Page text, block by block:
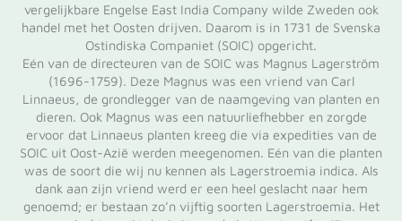
vergelijkbare Engelse East India Company wilde Zweden ook
handel met het Oosten drijven. Daarom is in 1731 de Svenska
Ostindiska Companiet (SOIC) opgericht.
Eén van de directeuren van de SOIC was Magnus Lagerström
(1696-1759). Deze Magnus was een vriend van Carl
Linnaeus, de grondlegger van de naamgeving van planten en
dieren. Ook Magnus was een natuurliefhebber en zorgde
ervoor dat Linnaeus planten kreeg die via expedities van de
SOIC uit Oost-Azië werden meegenomen. Eén van die planten
was de soort die wij nu kennen als Lagerstroemia indica. Als
dank aan zijn vriend werd er een heel geslacht naar hem
genoemd; er bestaan zo’n vijftig soorten Lagerstroemia. Het